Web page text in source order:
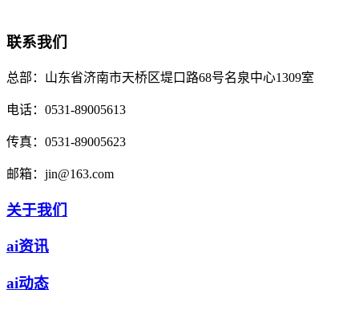
联系我们
总部： 山东省济南市天桥区堤口路68号名泉中心1309室
电话： 0531-89005613
传真： 0531-89005623
邮箱： jin@163.com
关于我们
ai资讯
ai动态